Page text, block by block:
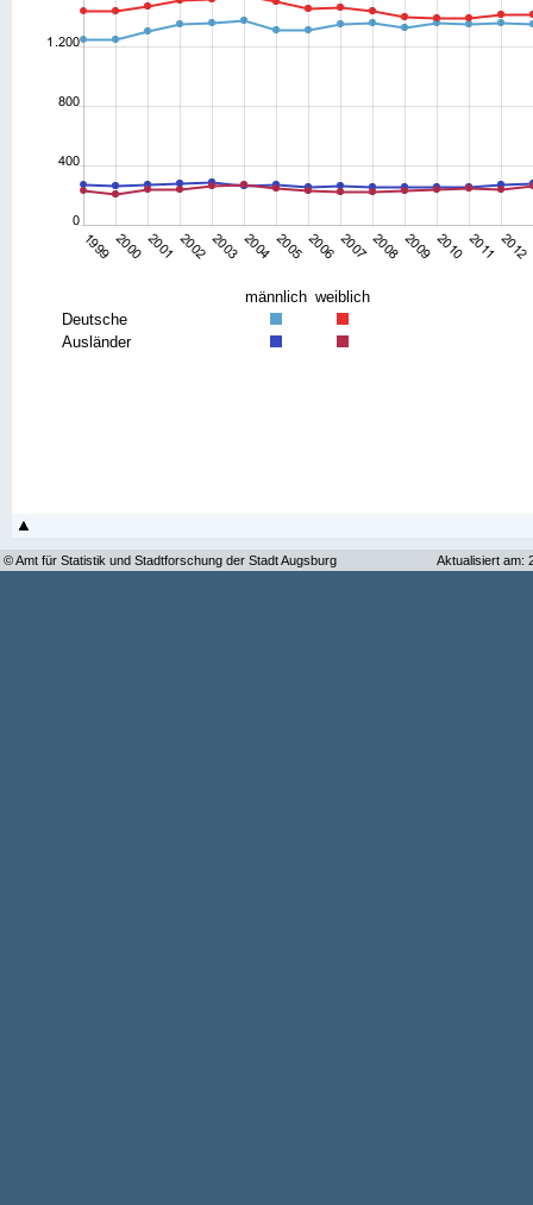
männlich weiblich
Deutsche
Ausländer
© Amt für Statistik und Stadtforschung der Stadt Augsburg Aktualisiert am: